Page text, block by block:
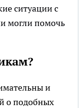
ситуации с
могли помочь
и
о подобных